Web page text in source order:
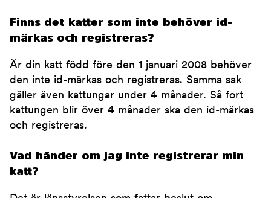
Finns det katter som inte behöver id-
märkas och registreras?
Är din katt född före den 1 januari 2008 behöver
den inte id-märkas och registreras. Samma sak
gäller även kattungar under 4 månader. Så fort
kattungen blir över 4 månader ska den id-märkas
och registreras.
Vad händer om jag inte registrerar min
katt?